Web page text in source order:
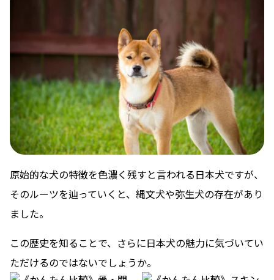
原始的な犬の特徴を色濃く残すと言われる日本犬ですが、
そのルーツを辿っていくと、縄文犬や弥生犬の存在があり
ました。
この歴史を知ることで、さらに日本犬の魅力に気づいてい
ただけるのではないでしょうか。